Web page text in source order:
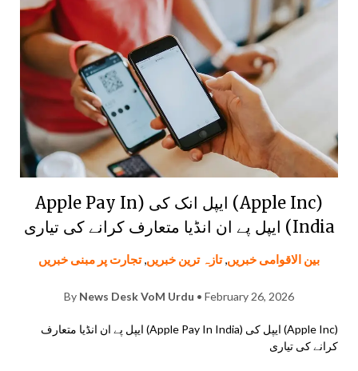
(Apple Inc) ایپل انک کی (Apple Pay In
India) ایپل پے ان انڈیا متعارف کرانے کی تیاری
بین الاقوامی خبریں,تازہ ترین خبریں,تجارت پر مبنی خبریں
By News Desk VoM Urdu • February 26, 2026
(Apple Inc) ایپل کی (Apple Pay In India) ایپل پے ان انڈیا متعارف
کرانے کی تیاری